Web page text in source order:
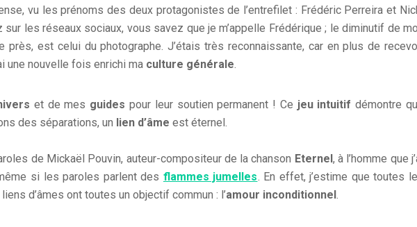
vu les prénoms des deux protagonistes de l’entrefilet : Frédéric Perreira et
les réseaux sociaux, vous savez que je m’appelle Frédérique ; le diminutif de
près, est celui du photographe. J’étais très reconnaissante, car en plus de
une nouvelle fois enrichi ma culture générale.
et de mes guides pour leur soutien permanent ! Ce jeu intuitif démontre
des séparations, un lien d’âme est éternel.
de Mickaël Pouvin, auteur-compositeur de la chanson Eternel, à l’homme que
si les paroles parlent des flammes jumelles. En effet, j’estime que toutes
d’âmes ont toutes un objectif commun : l’amour inconditionnel.